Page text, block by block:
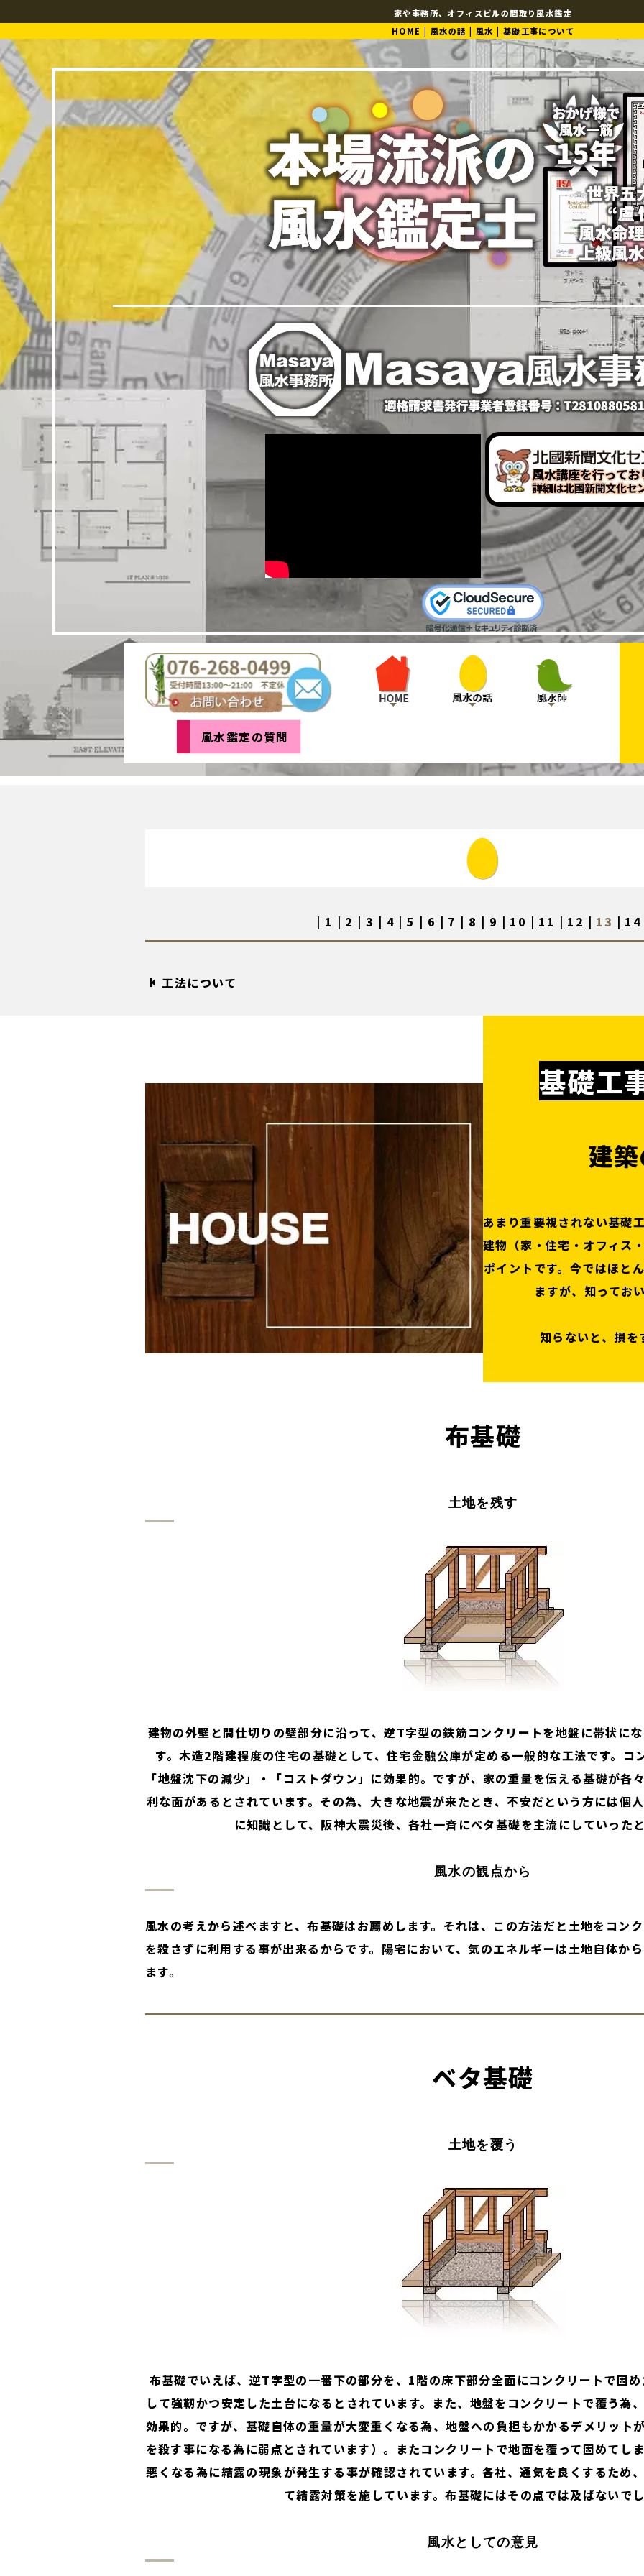
家や事務所、オフィスビルの間取り風水鑑定
HOME
風水の話 風水 基礎工事について
風水鑑定の質問
| 1 | 2 | 3 | 4 | 5 | 6 | 7 | 8 | 9 | 10 | 11 | 12 | 13 | 14
工法について
基礎工
建
あまり重要視されない基礎
建物（家・住宅・オフィス
ポイントです。今ではほと
ますが、知ってお
知らないと、損
布基礎
土地を残す
建物の外壁と間仕切りの壁部分に沿って、逆T字型の鉄筋コンクリートを地盤に帯状に
す。木造2階建程度の住宅の基礎として、住宅金融公庫が定める一般的な工法です。コ
「地盤沈下の減少」・「コストダウン」に効果的。ですが、家の重量を伝える基礎が各
利な面があるとされています。その為、大きな地震が来たとき、不安だという方には個
に知識として、阪神大震災後、各社一斉にベタ基礎を主流にしていった
風水の観点から
風水の考えから述べますと、布基礎はお薦めします。それは、この方法だと土地をコン
を殺さずに利用する事が出来るからです。陽宅において、気のエネルギーは土地自体か
ます。
ベタ基礎
土地を覆う
布基礎でいえば、逆T字型の一番下の部分を、1階の床下部分全面にコンクリートで固
して強靭かつ安定した土台になるとされています。また、地盤をコンクリートで覆う為
効果的。ですが、基礎自体の重量が大変重くなる為、地盤への負担もかかるデメリット
を殺す事になる為に弱点とされています）。またコンクリートで地面を覆って固めてし
悪くなる為に結露の現象が発生する事が確認されています。各社、通気を良くするため
て結露対策を施しています。布基礎にはその点では及ばないで
風水としての意見